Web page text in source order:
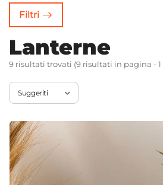
Filtri
Lanterne
9 risultati trovati (9 risultati in pagina -